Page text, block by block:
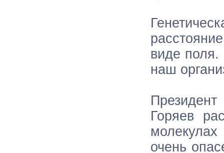
виде
наш
Горяев
очень